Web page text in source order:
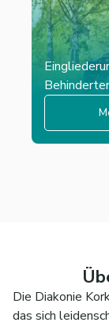
Die Diakonie
das sich